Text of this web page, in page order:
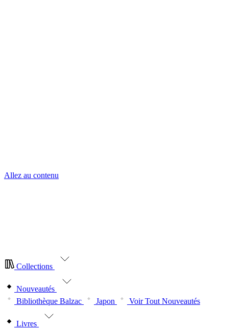
Allez au contenu
Collections
Nouveautés
Bibliothèque Balzac
Japon Voir Tout Nouveautés
Livres